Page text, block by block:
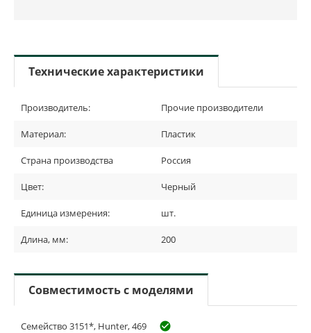
Технические характеристики
Производитель: Прочие производители
Материал: Пластик
Страна производства Россия
Цвет: Черный
Единица измерения: шт.
Длина, мм: 200
Совместимость с моделями
Семейство 3151*, Hunter, 469 check_circle_outline